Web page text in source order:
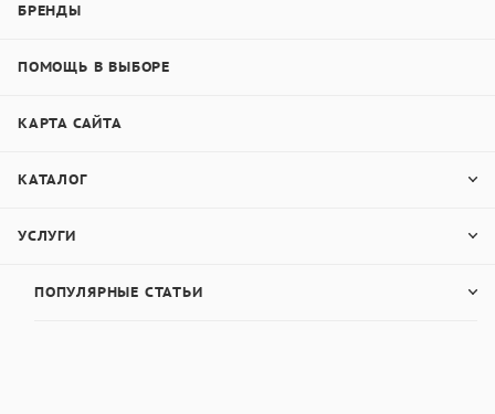
БРЕНДЫ
ПОМОЩЬ В ВЫБОРЕ
КАРТА САЙТА
КАТАЛОГ
УСЛУГИ
ПОПУЛЯРНЫЕ СТАТЬИ